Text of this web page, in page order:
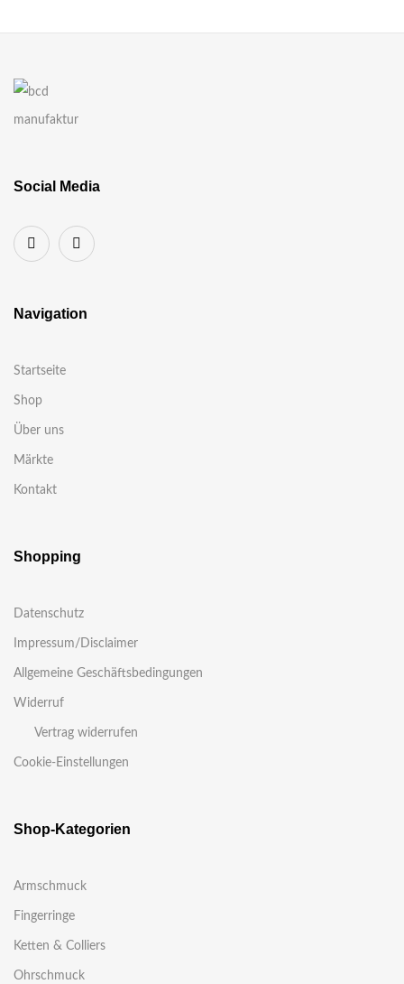
Social Media
Navigation
Startseite
Shop
Über uns
Märkte
Kontakt
Shopping
Datenschutz
Impressum/Disclaimer
Allgemeine Geschäftsbedingungen
Widerruf
Vertrag widerrufen
Cookie-Einstellungen
Shop-Kategorien
Armschmuck
Fingerringe
Ketten & Colliers
Ohrschmuck